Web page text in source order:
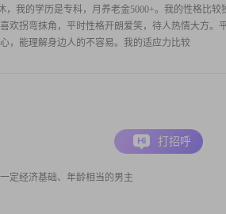
，我的学历是专科，月养老金5000+。我的性格比较
欢拐弯抹角，平时性格开朗爱笑，待人热情大方。
，能理解身边人的不容易。我的适应力比较
定经济基础、年龄相当的男主
打招呼